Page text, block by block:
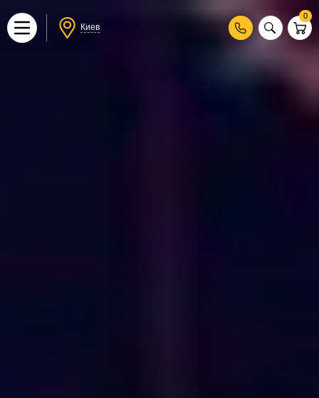
Киев
0